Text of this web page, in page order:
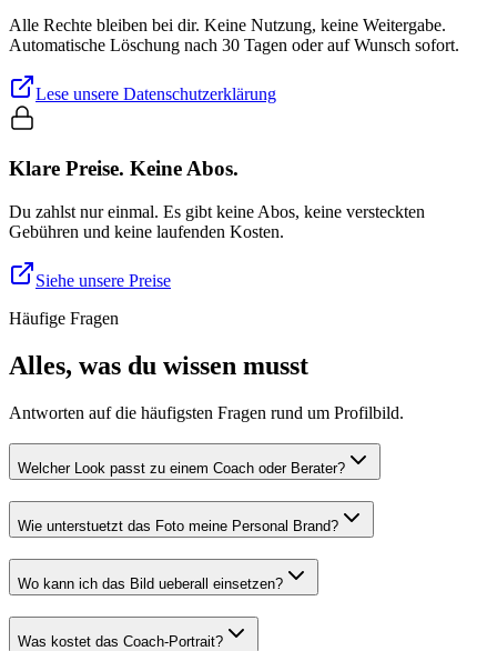
Alle Rechte bleiben bei dir. Keine Nutzung, keine Weitergabe.
Automatische Löschung nach 30 Tagen oder auf Wunsch sofort.
Lese unsere Datenschutzerklärung
Klare Preise. Keine Abos.
Du zahlst nur einmal. Es gibt keine Abos, keine versteckten
Gebühren und keine laufenden Kosten.
Siehe unsere Preise
Häufige Fragen
Alles, was du wissen musst
Antworten auf die häufigsten Fragen rund um Profilbild.
Welcher Look passt zu einem Coach oder Berater?
Wie unterstuetzt das Foto meine Personal Brand?
Wo kann ich das Bild ueberall einsetzen?
Was kostet das Coach-Portrait?